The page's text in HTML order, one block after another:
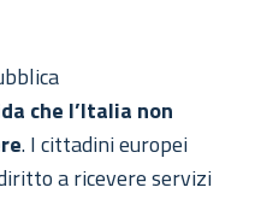
che l’Italia non
. I cittadini europei
a ricevere servizi